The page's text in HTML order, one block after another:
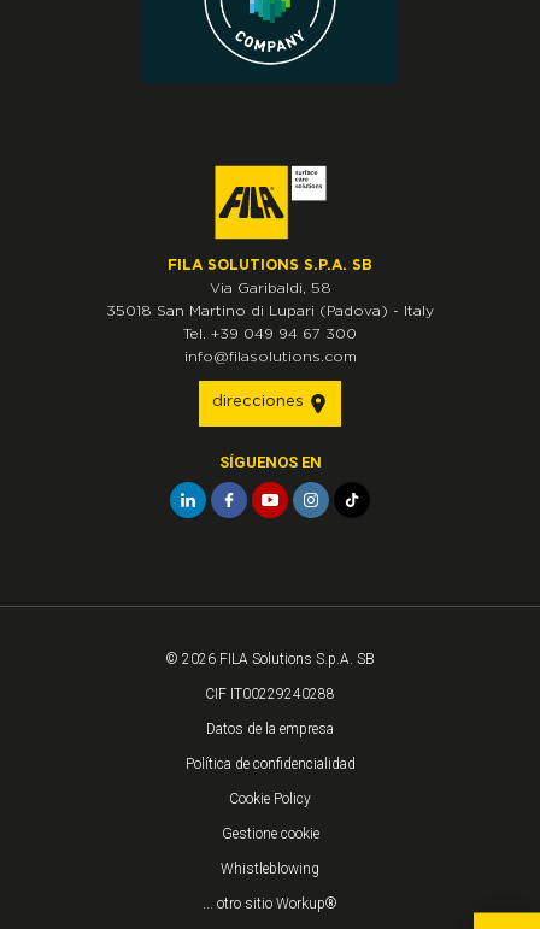
FILA SOLUTIONS S.P.A. SB
Via Garibaldi, 58
35018 San Martino di Lupari (Padova) -
Italy
Tel. +39 049 94 67 300
info@filasolutions.com
direcciones
SÍGUENOS EN
© 2026 FILA Solutions S.p.A. SB
CIF IT00229240288
Datos de la empresa
Política de confidencialidad
Cookie Policy
Gestione cookie
Whistleblowing
... otro sitio Workup®